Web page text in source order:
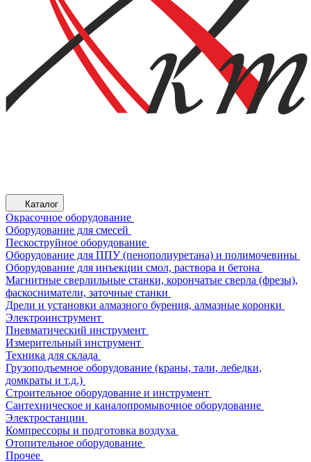
Каталог
Окрасочное оборудование
Оборудование для смесей
Пескоструйное оборудование
Оборудование для ППУ (пенополиуретана) и полимочевины
Оборудование для инъекции смол, раствора и бетона
Магнитные сверлильные станки, корончатые сверла (фрезы),
фаскосниматели, заточные станки
Дрели и установки алмазного бурения, алмазные коронки
Электроинструмент
Пневматический инструмент
Измерительный инструмент
Техника для склада
Грузоподъемное оборудование (краны, тали, лебедки,
домкраты и т.д.)
Строительное оборудование и инструмент
Сантехническое и каналопромывочное оборудование
Электростанции
Компрессоры и подготовка воздуха
Отопительное оборудование
Прочее